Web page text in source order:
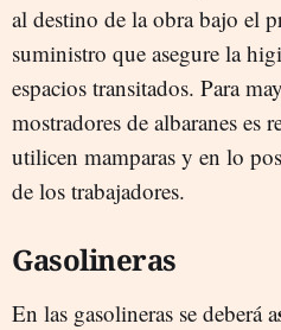
al destino de la obra bajo el
suministro que asegure la
espacios transitados. Para
mostradores de albaranes es
utilicen mamparas y en lo
de los trabajadores.
Gasolineras
En las gasolineras se deberá a